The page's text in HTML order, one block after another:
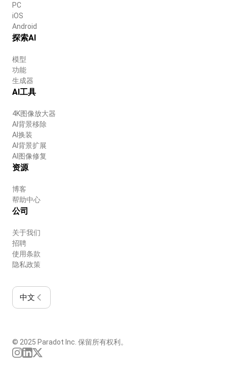
PC
iOS
Android
探索AI
模型
功能
生成器
AI工具
4K图像放大器
AI背景移除
AI换装
AI背景扩展
AI图像修复
资源
博客
帮助中心
公司
关于我们
招聘
使用条款
隐私政策
中文
© 2025 Paradot Inc. 保留所有权利。